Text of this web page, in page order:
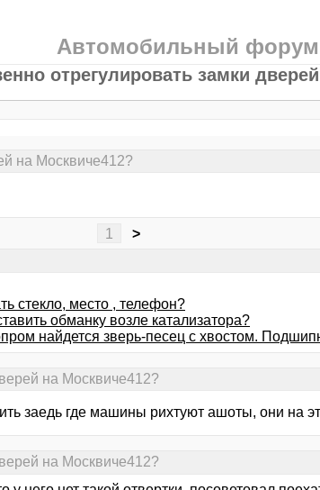
Автомобильный форум
отрегулировать замки
на Москвиче412?
1 >
стекло, место , телефон?
обманку возле катализатора?
найдется зверь-песец с хвостом.
на Москвиче412?
заедь где машины рихтуют ашоты, они на
на Москвиче412?